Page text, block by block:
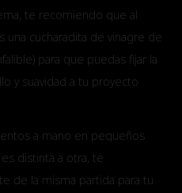
te recomiendo que al
cucharadita de vinagre de
para que puedas fijar la
y suavidad a tu proyecto
a mano en pequeños
distinta a otra, te
de la misma partida para tu